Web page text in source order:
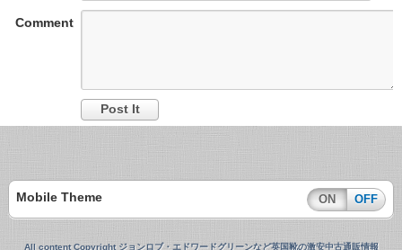
Comment
Mobile Theme ON OFF
All content Copyright ジョンロブ・エドワードグリーンなど英国靴の激安中古通販情報